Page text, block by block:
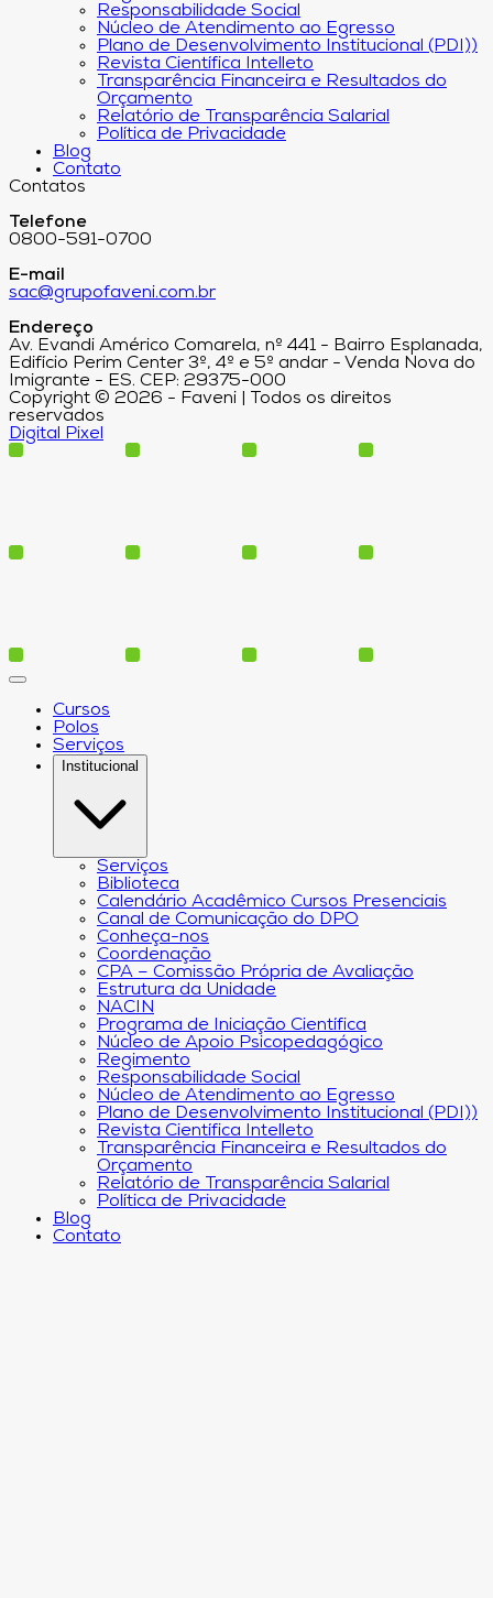
Responsabilidade Social
Núcleo de Atendimento ao Egresso
Plano de Desenvolvimento Institucional (PDI))
Revista Científica Intelleto
Transparência Financeira e Resultados do
Orçamento
Relatório de Transparência Salarial
Política de Privacidade
Blog
Contato
Contatos
Telefone
0800-591-0700
E-mail
sac@grupofaveni.com.br
Endereço
Av. Evandi Américo Comarela, nº 441 - Bairro Esplanada,
Edifício Perim Center 3º, 4º e 5º andar - Venda Nova do
Imigrante - ES. CEP: 29375-000
Copyright © 2026 - Faveni | Todos os direitos
reservados
Digital Pixel
Cursos
Polos
Serviços
Institucional
Serviços
Biblioteca
Calendário Acadêmico Cursos Presenciais
Canal de Comunicação do DPO
Conheça-nos
Coordenação
CPA – Comissão Própria de Avaliação
Estrutura da Unidade
NACIN
Programa de Iniciação Científica
Núcleo de Apoio Psicopedagógico
Regimento
Responsabilidade Social
Núcleo de Atendimento ao Egresso
Plano de Desenvolvimento Institucional (PDI))
Revista Científica Intelleto
Transparência Financeira e Resultados do
Orçamento
Relatório de Transparência Salarial
Política de Privacidade
Blog
Contato